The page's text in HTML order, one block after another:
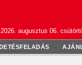
2026. augusztus 06.